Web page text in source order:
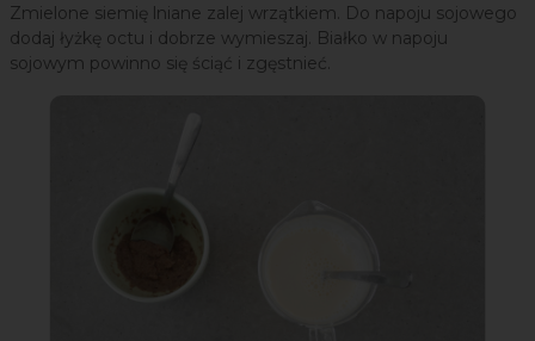
Zmielone siemię lniane zalej wrzątkiem. Do napoju sojowego
dodaj łyżkę octu i dobrze wymieszaj. Białko w napoju
sojowym powinno się ściąć i zgęstnieć.